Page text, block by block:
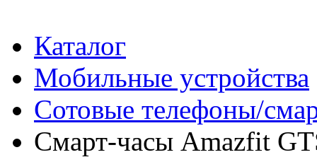
Каталог
Мобильные устройства
Сотовые телефоны/
Смарт-часы Amazfit